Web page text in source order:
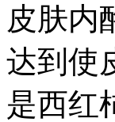
皮肤内
达到使
是西红